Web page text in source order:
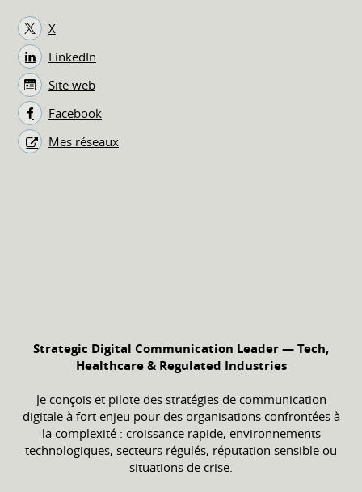
X
LinkedIn
Site web
Facebook
Mes réseaux
Strategic Digital Communication Leader — Tech,
Healthcare & Regulated Industries
Je conçois et pilote des stratégies de communication
digitale à fort enjeu pour des organisations confrontées à
la complexité : croissance rapide, environnements
technologiques, secteurs régulés, réputation sensible ou
situations de crise.